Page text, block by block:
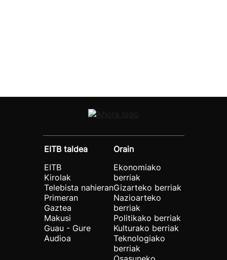
EITB taldea
EITB
Kirolak
Telebista nahieran
Primeran
Gaztea
Makusi
Guau - Gure
Audioa
Orain
Ekonomiako
berriak
Gizarteko berriak
Nazioarteko
berriak
Politikako berriak
Kulturako berriak
Teknologiako
berriak